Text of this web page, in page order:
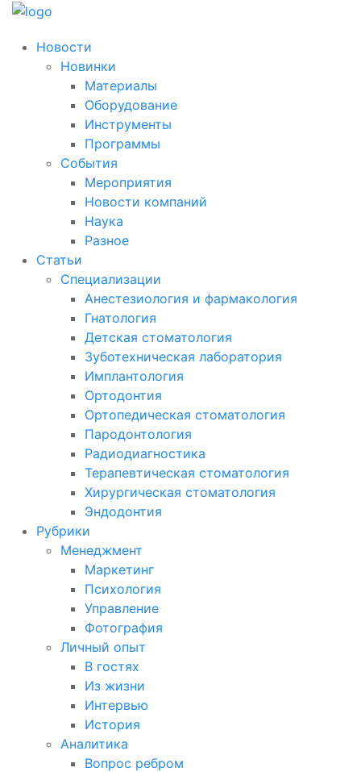
Новости
Новинки
Материалы
Оборудование
Инструменты
Программы
События
Мероприятия
Новости компаний
Наука
Разное
Статьи
Специализации
Анестезиология и фармакология
Гнатология
Детская стоматология
Зуботехническая лаборатория
Имплантология
Ортодонтия
Ортопедическая стоматология
Пародонтология
Радиодиагностика
Терапевтическая стоматология
Хирургическая стоматология
Эндодонтия
Рубрики
Менеджмент
Маркетинг
Психология
Управление
Фотография
Личный опыт
В гостях
Из жизни
Интервью
История
Аналитика
Вопрос ребром